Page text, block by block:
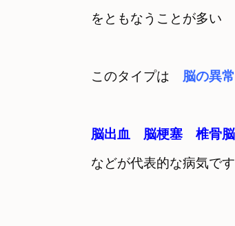
をともなうことが多い
このタイプは 脳の異常
などが代表的な病気です